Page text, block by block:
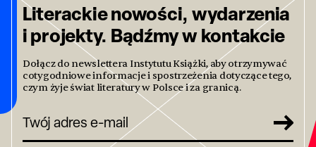
Literackie nowości, wydarzenia
i projekty. Bądźmy w kontakcie
Dołącz do newslettera Instytutu Książki, aby otrzymywać
cotygodniowe informacje i spostrzeżenia dotyczące tego,
czym żyje świat literatury w Polsce i za granicą.